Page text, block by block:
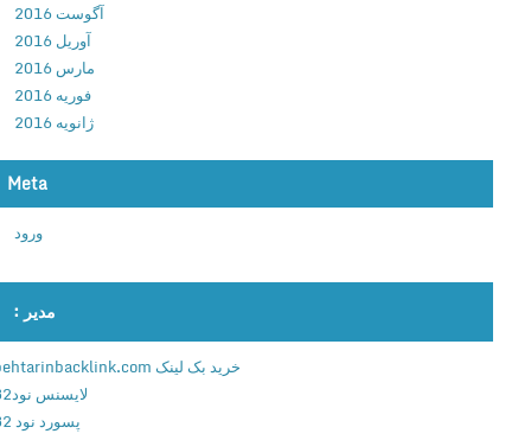
9
2
5
د
ا
ن
و
ی
ک
آگوست 2016
آوریل 2016
مارس 2016
فوریه 2016
ژانویه 2016
Meta
مدیر :
خرید بک لینک behtarinbacklink.com
لایسنس نود32
پسورد نود 32